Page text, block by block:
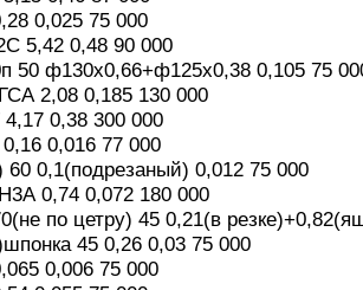
0,025 75 000
5,42 0,48 90 000
50 ф130х0,66+ф125х0,38 0,105 75
2,08 0,185 130 000
0,38 300 000
0,016 77 000
60 0,1(подрезаный) 0,012 75 000
0,74 0,072 180 000
по цетру) 45 0,21(в
45 0,26 0,03 75 000
0,006 75 000